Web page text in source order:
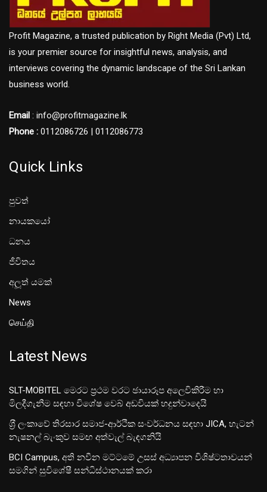
Profit Magazine, a trusted publication by Right Media (Pvt) Ltd,
is your premier source for insightful news, analysis, and
interviews covering the dynamic landscape of the Sri Lankan
business world.
Email : info@profitmagazine.lk
Phone : 0112086726 | 0112086773
Quick Links
පුවත්
නායකයෝ
ධනය
ජීවිතය
අලූත් යමක්
News
செய்தி
Latest News
SLT-MOBITEL මෙරට ප්‍රථම වරට ඡායාරූප අලෙවිකිරීම හා
මිලදීගැනීම සඳහා විශේෂ වෙබ් අඩවියක් හදුන්වාදෙයි
ශ‍්‍රී ලංකාවේ තිරසාර සමාජ-ආර්ථික සංවර්ධනය සඳහා JICA, හැටන්
නැෂනල් බැංකුව සමඟ අත්වැල් බැඳගනියි
BCI Campus, අති නවීන මට්ටමේ උසස් අධ්‍යාපන විශිෂ්ටතාවයන්
සමගින් සුවිශේෂී සන්ධිස්ථානයක් කරා